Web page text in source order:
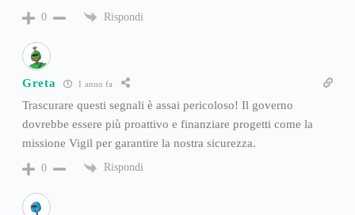
0 Rispondi
Greta 1 anno fa
Trascurare questi segnali è assai pericoloso! Il governo
dovrebbe essere più proattivo e finanziare progetti come la
missione Vigil per garantire la nostra sicurezza.
0 Rispondi